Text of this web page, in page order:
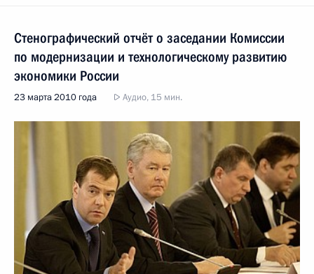
Стенографический отчёт о заседании Комиссии
по модернизации и технологическому развитию
экономики России
23 марта 2010 года Аудио, 15 мин.